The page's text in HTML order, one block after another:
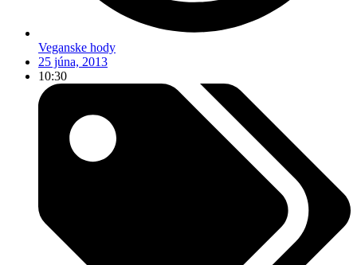
Veganske hody
25 júna, 2013
10:30